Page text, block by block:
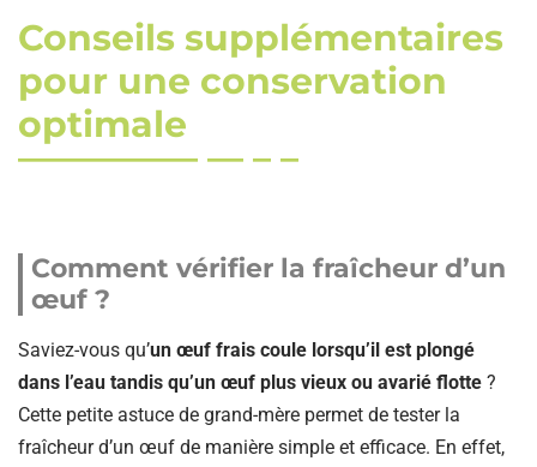
Conseils supplémentaires
pour une conservation
optimale
Comment vérifier la fraîcheur d’un
œuf ?
Saviez-vous qu’un œuf frais coule lorsqu’il est plongé
dans l’eau tandis qu’un œuf plus vieux ou avarié flotte ?
Cette petite astuce de grand-mère permet de tester la
fraîcheur d’un œuf de manière simple et efficace. En effet,